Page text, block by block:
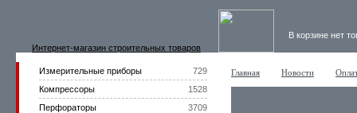
Интернет-магазин строительных товаров
В корзине нет
729
Измерительные приборы
1528
Компрессоры
3709
Перфораторы
Главная Новости